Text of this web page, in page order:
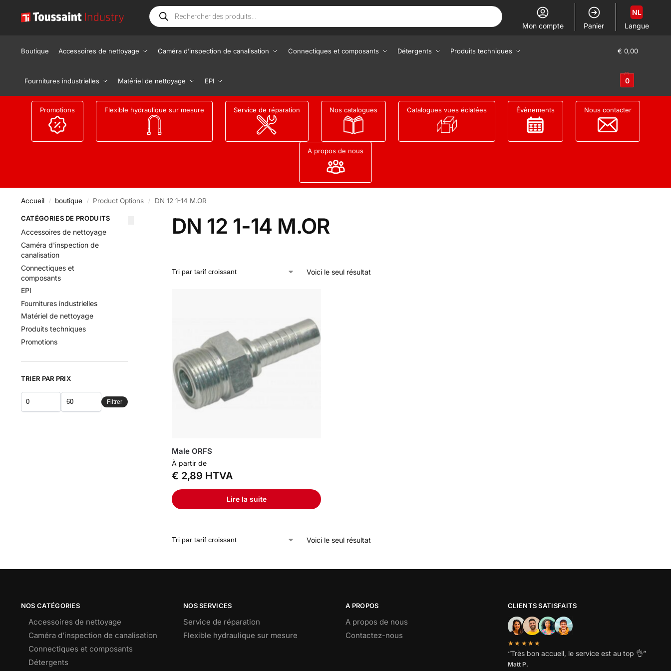
Mon compte Panier Langue
NL
Boutique Accessoires de nettoyage Caméra d’inspection de canalisation Connectiques et composants Détergents Produits techniques
Fournitures industrielles Matériel de nettoyage EPI
€ 0,00
0
Promotions Flexible hydraulique sur mesure Service de réparation Nos catalogues Catalogues vues éclatées Évènements Nous contacter
A propos de nous
Accueil / boutique / Product Options / DN 12 1-14 M.OR
DN 12 1-14 M.OR
Voici le seul résultat
Male ORFS
À partir de
€ 2,89 HTVA
Lire la suite
Voici le seul résultat
CATÉGORIES DE PRODUITS
Accessoires de nettoyage
Caméra d'inspection de
canalisation
Connectiques et
composants
EPI
Fournitures industrielles
Matériel de nettoyage
Produits techniques
Promotions
TRIER PAR PRIX
Filtrer
NOS CATÉGORIES
Accessoires de nettoyage
Caméra d’inspection de canalisation
Connectiques et composants
Détergents
NOS SERVICES
Service de réparation
Flexible hydraulique sur mesure
A PROPOS
A propos de nous
Contactez-nous
CLIENTS SATISFAITS
★★★★★
“Très bon accueil, le service est au top 👌”
Matt P.